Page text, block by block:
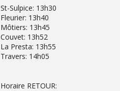
St-Sulpice: 13h30
Fleurier: 13h40
Môtiers: 13h45
Couvet: 13h52
La Presta: 13h55
Travers: 14h05
Horaire RETOUR: